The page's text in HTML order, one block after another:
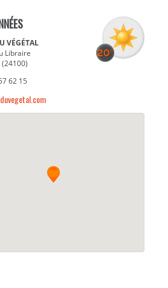
VÉGÉTAL
Libraire
(24100)
62 15